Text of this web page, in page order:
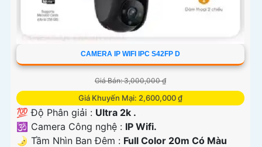
CAMERA IP WIFI IPC S42FP D
Giá Bán: 3,000,000 ₫
Giá Khuyến Mại: 2,600,000 ₫
💯 Độ Phân giải : Ultra 2k .
🕉️ Camera Công nghệ : IP Wifi.
🌛 Tầm Nhìn Ban Đêm : Full Color 20m Có Màu